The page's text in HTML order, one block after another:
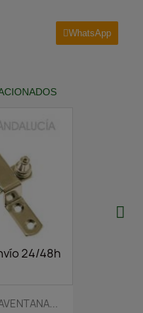
WhatsApp
24/48h